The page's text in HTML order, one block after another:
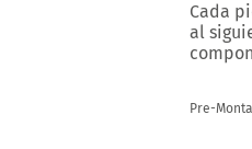
Cada
al
Pre-